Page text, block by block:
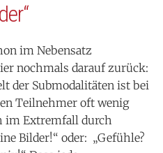
im Nebensatz
nochmals darauf zurück:
der Submodalitäten ist bei
Teilnehmer oft wenig
im Extremfall durch
Bilder!“ oder: „Gefühle?